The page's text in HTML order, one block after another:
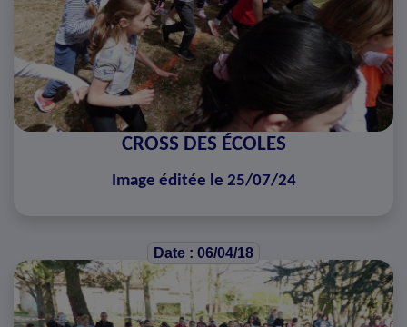
CROSS DES ÉCOLES
Image éditée le 25/07/24
Date : 06/04/18